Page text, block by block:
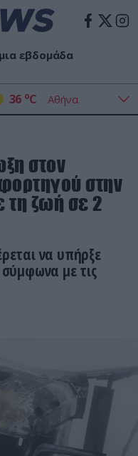
εβδομάδα
36 oC
στον
στην
τη ζωή σε 2
να υπήρξε
με τις